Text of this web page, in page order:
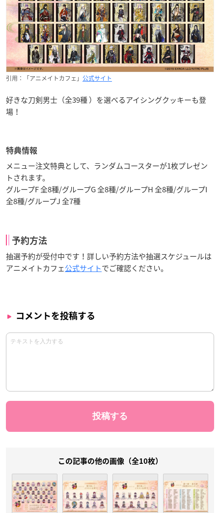
引用：「アニメイトカフェ」 公式サイト
好きな刀剣男士（全39種 ）を選べるアイシングクッキーも登
場！
特典情報
メニュー注文特典として、ランダムコースターが1枚プレゼン
トされます。
グループF 全8種/グループG 全8種/グループH 全8種/グループI
全8種/グループJ 全7種
予約方法
抽選予約が受付中です！詳しい予約方法や抽選スケジュールは
アニメイトカフェ公式サイトでご確認ください。
コメントを投稿する
この記事の他の画像（全10枚）